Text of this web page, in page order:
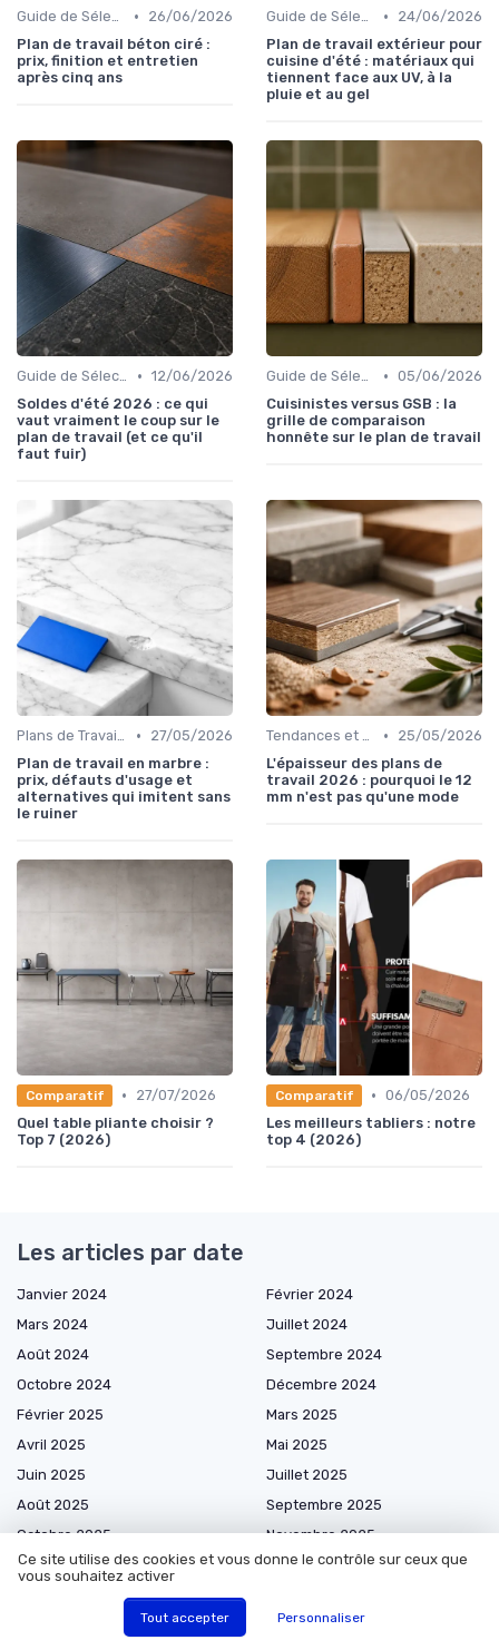
Guide de Sélection •
26/06/2026
Plan de travail béton ciré :
prix, finition et entretien
après cinq ans
Guide de Sélection •
24/06/2026
Plan de travail extérieur pour
cuisine d'été : matériaux qui
tiennent face aux UV, à la
pluie et au gel
Guide de Sélection • 12/06/2026
Soldes d'été 2026 : ce qui
vaut vraiment le coup sur le
plan de travail (et ce qu'il
faut fuir)
Guide de Sélection • 05/06/2026
Cuisinistes versus GSB : la
grille de comparaison
honnête sur le plan de travail
Plans de Travail en Granit •
27/05/2026
Plan de travail en marbre :
prix, défauts d'usage et
alternatives qui imitent sans
le ruiner
Tendances et Styles •
25/05/2026
L'épaisseur des plans de
travail 2026 : pourquoi le 12
mm n'est pas qu'une mode
Comparatif •
27/07/2026
Quel table pliante choisir ?
Top 7 (2026)
Comparatif • 06/05/2026
Les meilleurs tabliers : notre
top 4 (2026)
Les articles par date
Janvier 2024
Février 2024
Mars 2024
Juillet 2024
Août 2024
Septembre 2024
Octobre 2024
Décembre 2024
Février 2025
Mars 2025
Avril 2025
Mai 2025
Juin 2025
Juillet 2025
Août 2025
Septembre 2025
Octobre 2025
Novembre 2025
Décembre 2025
Janvier 2026
Mai 2026
Ce site utilise des cookies et vous donne le contrôle sur ceux que
vous souhaitez activer
Tout accepter Personnaliser